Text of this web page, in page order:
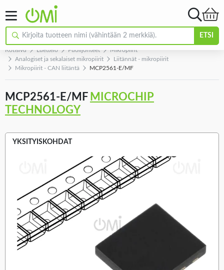
ETSI
Kotisivu Luettelo Puolijohteet
Mikropiirit
Analogiset ja sekalaiset mikropiirit
Liitännät - mikropiirit
Mikropiirit - CAN liitäntä
MCP2561-E/MF
MCP2561-E/MF MICROCHIP
TECHNOLOGY
YKSITYISKOHDAT